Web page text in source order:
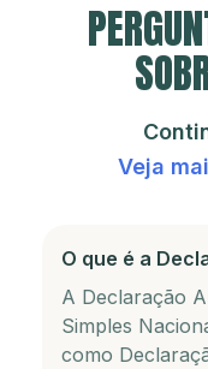
Veja
O que é a
A Declaração
Simples
como